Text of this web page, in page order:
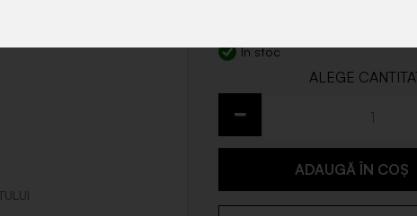
În stoc
ADAUGĂ ÎN COȘ